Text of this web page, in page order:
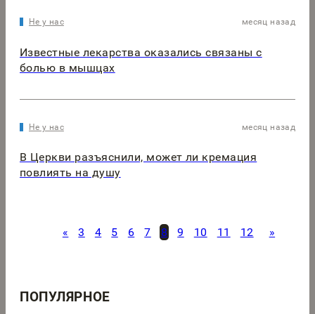
Не у нас месяц назад
Известные лекарства оказались связаны с
болью в мышцах
Не у нас месяц назад
В Церкви разъяснили, может ли кремация
повлиять на душу
« 3 4 5 6 7 8 9 10 11 12 »
ПОПУЛЯРНОЕ